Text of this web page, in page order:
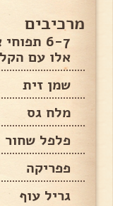
מרכיבים
6-7
אלו עם
שמן זית
מלח גס
פלפל שחור
פפריקה
גריל עוף